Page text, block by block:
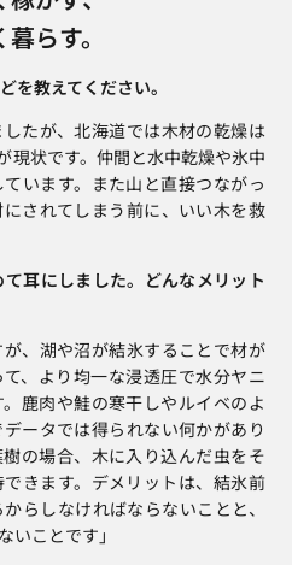
らす。
を教えてください。
したが、北海道では木材の乾燥は
現状です。仲間と水中乾燥や氷中
います。また山と直接つながっ
されてしまう前に、いい木を救
て耳にしました。どんなメリット
が、湖や沼が結氷することで材が
、より均一な浸透圧で水分ヤニ
鹿肉や鮭の寒干しやルイベのよ
ータでは得られない何かがあり
の場合、木に入り込んだ虫をそ
きます。デメリットは、結氷前
らしなければならないことと、
いことです」